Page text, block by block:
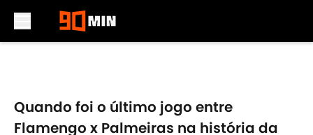
Quando foi o último jogo entre
Flamengo x Palmeiras na história da